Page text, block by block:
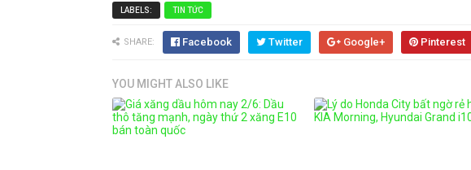
LABELS: TIN TỨC
SHARE: Facebook Twitter Google+ Pinterest
YOU MIGHT ALSO LIKE